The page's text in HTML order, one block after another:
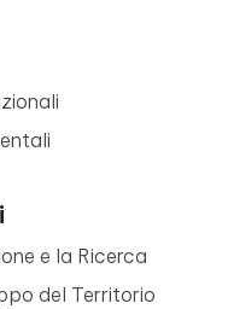
e la Ricerca
del Territorio